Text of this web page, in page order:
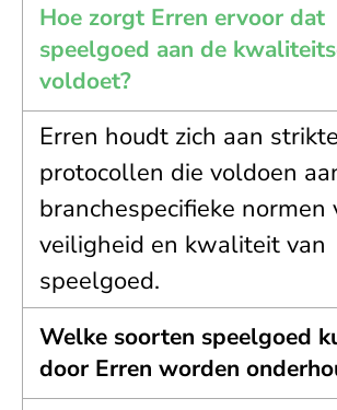
Hoe zorgt Erren ervoor dat
speelgoed aan de
voldoet?
Erren houdt zich aan strikte
protocollen die voldoen
branchespecifieke normen
veiligheid en kwaliteit van
speelgoed.
Welke soorten speelgoed
door Erren worden